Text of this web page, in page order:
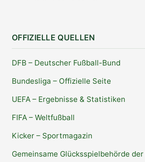
OFFIZIELLE QUELLEN
DFB – Deutscher Fußball-Bund
Bundesliga – Offizielle Seite
UEFA – Ergebnisse & Statistiken
FIFA – Weltfußball
Kicker – Sportmagazin
Gemeinsame Glücksspielbehörde